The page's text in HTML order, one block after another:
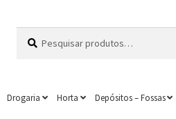
por:
Drogaria Horta Depósitos – Fossas